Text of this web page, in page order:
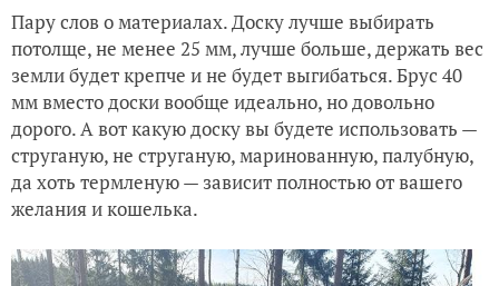
Пару слов о материалах. Доску лучше выбирать
потолще, не менее 25 мм, лучше больше, держать вес
земли будет крепче и не будет выгибаться. Брус 40
мм вместо доски вообще идеально, но довольно
дорого. А вот какую доску вы будете использовать —
струганую, не струганую, маринованную, палубную,
да хоть термленую — зависит полностью от вашего
желания и кошелька.